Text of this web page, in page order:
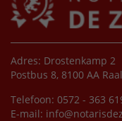
Adres: Drostenkamp 2
Postbus 8, 8100 AA
Telefoon: 0572 - 363
E-mail: